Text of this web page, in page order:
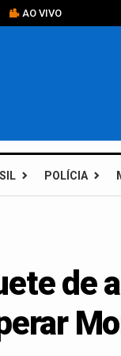
AO VIVO
POLÍCIA
de